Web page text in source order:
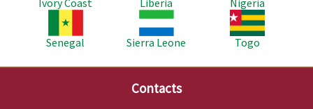
Ivory Coast
Liberia
Nigeria
Imagem
Senegal
Imagem
Sierra Leone
Imagem
Togo
Contacts